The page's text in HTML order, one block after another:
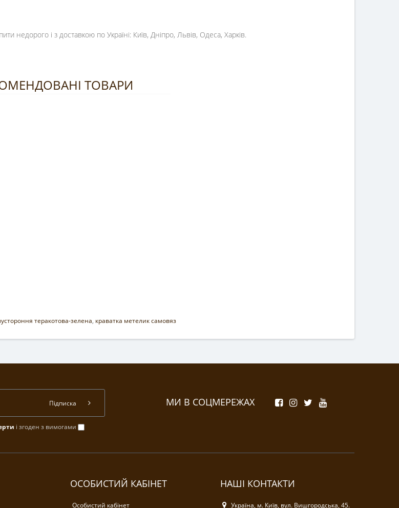
недорого і з доставкою по Україні: Київ, Дніпро, Львів, Одеса, Харків.
ТОВАРИ
теракотова-зелена, краватка метелик самовяз
і згоден з вимогами
Підписка МИ В СОЦМЕРЕЖАХ
ОСОБИСТИЙ КАБІНЕТ
Особистий кабінет
НАШІ КОНТАКТИ
Україна, м. Київ, вул. Вишгородська, 45.